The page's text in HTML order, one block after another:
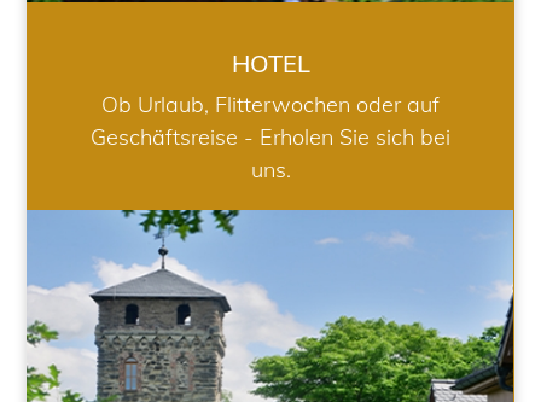
HOTEL
Ob Urlaub, Flitterwochen oder auf
Geschäftsreise - Erholen Sie sich bei
uns.